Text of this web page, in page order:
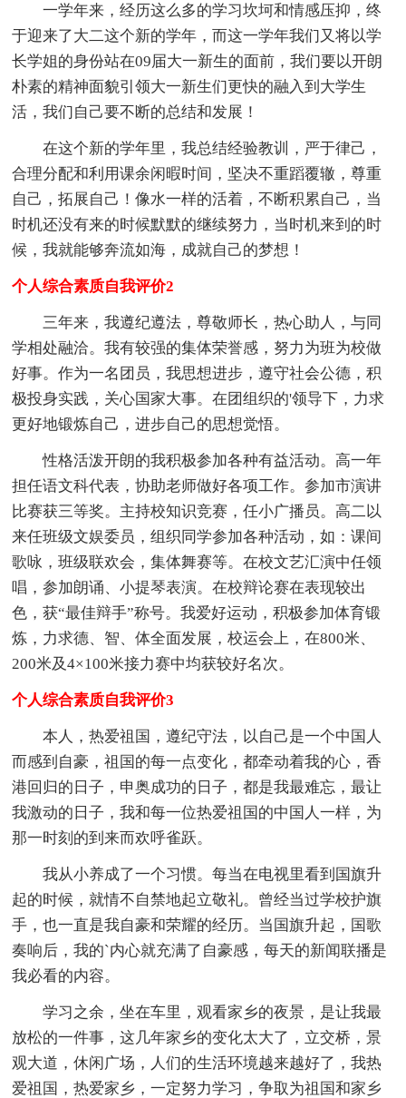
一学年来，经历这么多的学习坎坷和情感压抑，终
于迎来了大二这个新的学年，而这一学年我们又将以学
长学姐的身份站在09届大一新生的面前，我们要以开朗
朴素的精神面貌引领大一新生们更快的融入到大学生
活，我们自己要不断的总结和发展！
在这个新的学年里，我总结经验教训，严于律己，
合理分配和利用课余闲暇时间，坚决不重蹈覆辙，尊重
自己，拓展自己！像水一样的活着，不断积累自己，当
时机还没有来的时候默默的继续努力，当时机来到的时
候，我就能够奔流如海，成就自己的梦想！
个人综合素质自我评价2
三年来，我遵纪遵法，尊敬师长，热心助人，与同
学相处融洽。我有较强的集体荣誉感，努力为班为校做
好事。作为一名团员，我思想进步，遵守社会公德，积
极投身实践，关心国家大事。在团组织的'领导下，力求
更好地锻炼自己，进步自己的思想觉悟。
性格活泼开朗的我积极参加各种有益活动。高一年
担任语文科代表，协助老师做好各项工作。参加市演讲
比赛获三等奖。主持校知识竞赛，任小广播员。高二以
来任班级文娱委员，组织同学参加各种活动，如：课间
歌咏，班级联欢会，集体舞赛等。在校文艺汇演中任领
唱，参加朗诵、小提琴表演。在校辩论赛在表现较出
色，获“最佳辩手”称号。我爱好运动，积极参加体育锻
炼，力求德、智、体全面发展，校运会上，在800米、
200米及4×100米接力赛中均获较好名次。
个人综合素质自我评价3
本人，热爱祖国，遵纪守法，以自己是一个中国人
而感到自豪，祖国的每一点变化，都牵动着我的心，香
港回归的日子，申奥成功的日子，都是我最难忘，最让
我激动的日子，我和每一位热爱祖国的中国人一样，为
那一时刻的到来而欢呼雀跃。
我从小养成了一个习惯。每当在电视里看到国旗升
起的时候，就情不自禁地起立敬礼。曾经当过学校护旗
手，也一直是我自豪和荣耀的经历。当国旗升起，国歌
奏响后，我的`内心就充满了自豪感，每天的新闻联播是
我必看的内容。
学习之余，坐在车里，观看家乡的夜景，是让我最
放松的一件事，这几年家乡的变化太大了，立交桥，景
观大道，休闲广场，人们的生活环境越来越好了，我热
爱祖国，热爱家乡，一定努力学习，争取为祖国和家乡